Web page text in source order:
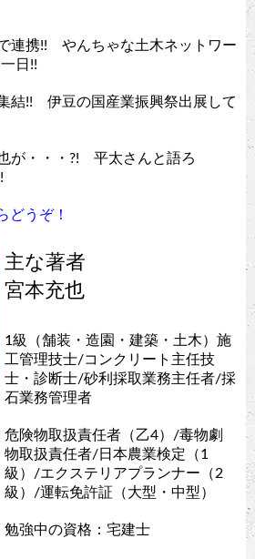
連携!! やんちゃな土木ネットワー
日!!
結!! 伊豆の国産業振興祭出展して
が・・・?! 平太さんと語ろ
どうぞ！
主な著者
宮本充也
1級（舗装・造園・建築・土木）施
工管理技士/コンクリート主任技
士・診断士/砂利採取業務主任者/採
石業務管理者
危険物取扱責任者（乙4）/毒物劇
物取扱責任者/日本農業検定（1
級）/エクステリアプランナー（2
級）/運転免許証（大型・中型）
勉強中の資格：宅建士